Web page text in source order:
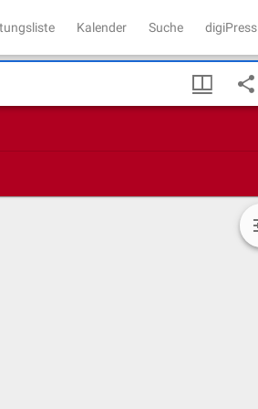
Kalender Suche digiPress